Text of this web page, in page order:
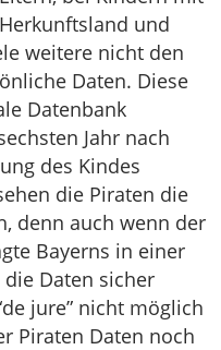
und
weitere nicht den
Daten. Diese
Datenbank
Jahr nach
des Kindes
die Piraten die
denn auch wenn der
Bayerns in einer
Daten sicher
jure” nicht möglich
Piraten Daten noch